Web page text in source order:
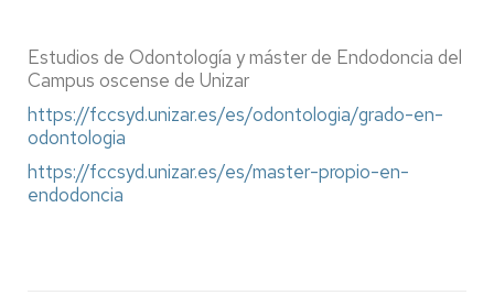
Estudios de Odontología y máster de Endodoncia del
Campus oscense de Unizar
https://fccsyd.unizar.es/es/odontologia/grado-en-
odontologia
https://fccsyd.unizar.es/es/master-propio-en-
endodoncia